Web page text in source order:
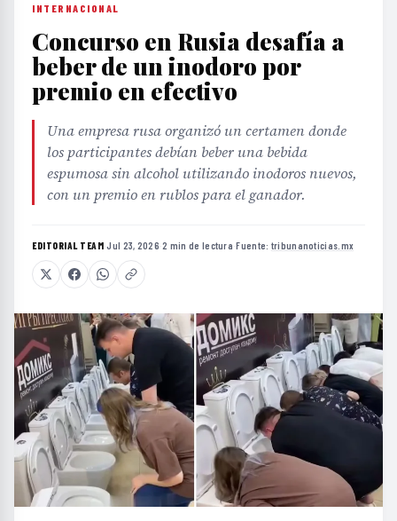
INTERNACIONAL
Concurso en Rusia desafía a
beber de un inodoro por
premio en efectivo
Una empresa rusa organizó un certamen donde
los participantes debían beber una bebida
espumosa sin alcohol utilizando inodoros nuevos,
con un premio en rublos para el ganador.
EDITORIAL TEAM·Jul 23, 2026·2 min de lectura·Fuente: tribunanoticias.mx